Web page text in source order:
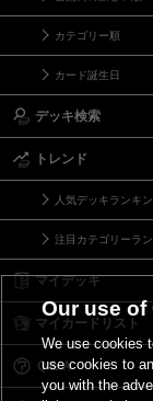
カテゴリー順
カード誕生日
デッキ検索
トレンド
人気デッキランキ
注目カテゴリーラ
マイデッキ
マイカードリスト
Ｑ＆Ａ
Our use
We use cookies
use cookies to
you with the